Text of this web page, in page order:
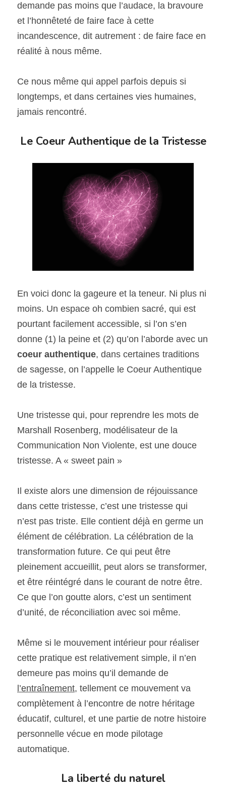
demande pas moins que l’audace, la bravoure
et l’honnêteté de faire face à cette
incandescence, dit autrement : de faire face en
réalité à nous même.
Ce nous même qui appel parfois depuis si
longtemps, et dans certaines vies humaines,
jamais rencontré.
Le Coeur Authentique de la Tristesse
En voici donc la gageure et la teneur. Ni plus ni
moins. Un espace oh combien sacré, qui est
pourtant facilement accessible, si l’on s’en
coeur authentique, dans certaines traditions
de sagesse, on l’appelle le Coeur Authentique
de la tristesse.
Une tristesse qui, pour reprendre les mots de
Marshall Rosenberg, modélisateur de la
Communication Non Violente, est une douce
tristesse. A « sweet pain »
Il existe alors une dimension de réjouissance
dans cette tristesse, c’est une tristesse qui
n’est pas triste. Elle contient déjà en germe un
élément de célébration. La célébration de la
transformation future. Ce qui peut être
pleinement accueillit, peut alors se transformer,
et être réintégré dans le courant de notre être.
Ce que l’on goutte alors, c’est un sentiment
d’unité, de réconciliation avec soi même.
Même si le mouvement intérieur pour réaliser
cette pratique est relativement simple, il n’en
l’entraînement, tellement ce mouvement va
complètement à l’encontre de notre héritage
éducatif, culturel, et une partie de notre histoire
personnelle vécue en mode pilotage
automatique.
La liberté du naturel